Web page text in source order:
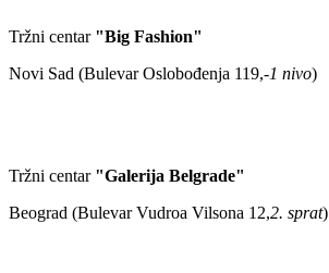
Tržni centar "Big Fashion"
Novi Sad (Bulevar Oslobođenja 119,-1 nivo)
Tržni centar "Galerija Belgrade"
Beograd (Bulevar Vudroa Vilsona 12,2. sprat)